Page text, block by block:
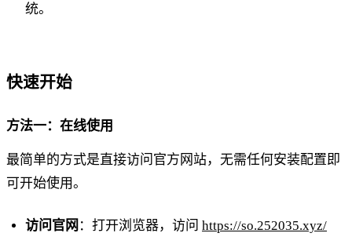
统。
快速开始
方法一：在线使用
最简单的方式是直接访问官方网站，无需任何安装配置即
可开始使用。
访问官网 ：打开浏览器，访问 https://so.252035.xyz/